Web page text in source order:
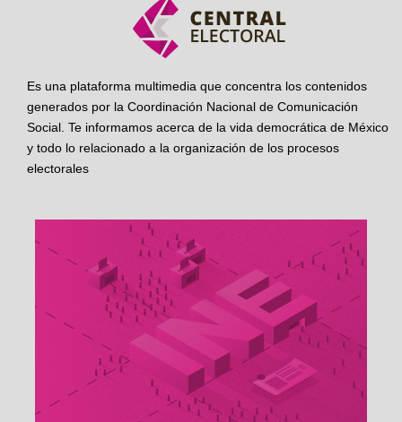
Es una plataforma multimedia que concentra los contenidos
generados por la Coordinación Nacional de Comunicación
Social. Te informamos acerca de la vida democrática de México
y todo lo relacionado a la organización de los procesos
electorales